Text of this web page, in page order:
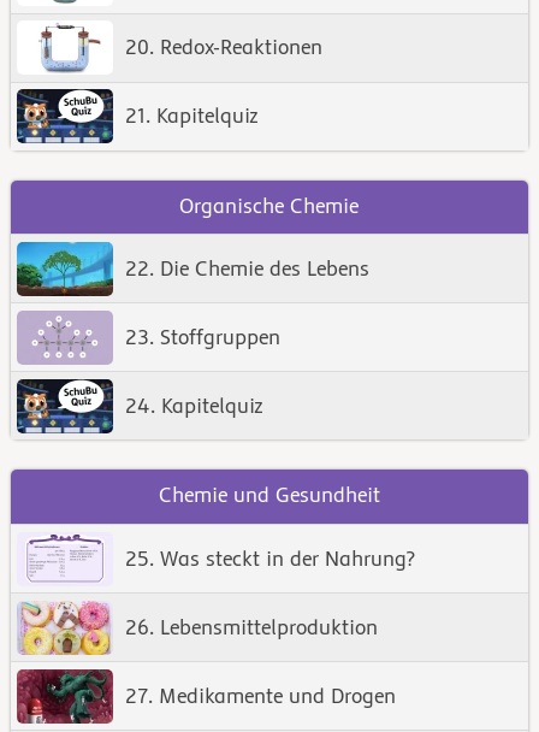
20. Redox-Reaktionen
21. Kapitelquiz
Organische Chemie
22. Die Chemie des Lebens
23. Stoffgruppen
24. Kapitelquiz
Chemie und Gesundheit
25. Was steckt in der Nahrung?
26. Lebensmittelproduktion
27. Medikamente und Drogen